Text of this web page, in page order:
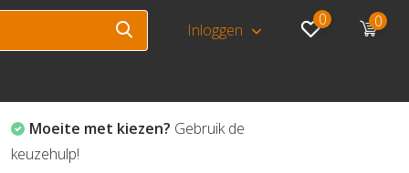
Inloggen
0 0
Moeite met kiezen? Gebruik de
keuzehulp!